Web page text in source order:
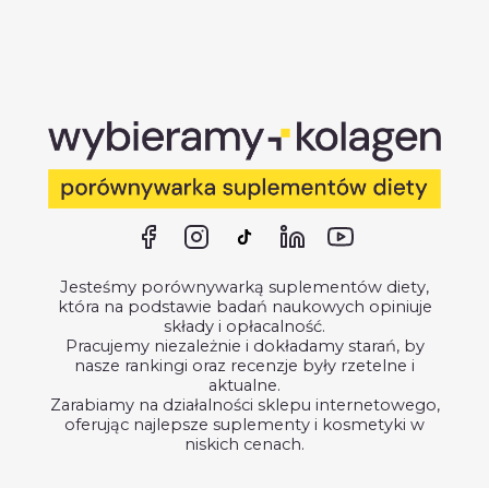
Jesteśmy porównywarką suplementów diety,
która na podstawie badań naukowych opiniuje
składy i opłacalność.
Pracujemy niezależnie i dokładamy starań, by
nasze rankingi oraz recenzje były rzetelne i
aktualne.
Zarabiamy na działalności sklepu internetowego,
oferując najlepsze suplementy i kosmetyki w
niskich cenach.